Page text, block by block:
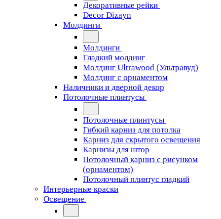
Декоративные рейки
Decor Dizayn
Молдинги
Молдинги
Гладкий молдинг
Молдинг Ultrawood (Ультравуд)
Молдинг с орнаментом
Наличники и дверной декор
Потолочные плинтусы
Потолочные плинтусы
Гибкий карниз для потолка
Карниз для скрытого освещения
Карнизы для штор
Потолочный карниз с рисунком
(орнаментом)
Потолочный плинтус гладкий
Интерьерные краски
Освещение